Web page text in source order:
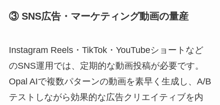
③ SNS広告・マーケティング動画の量産
Instagram Reels・TikTok・YouTubeショートなど
のSNS運用では、定期的な動画投稿が必要です。
Opal AIで複数パターンの動画を素早く生成し、A/B
テストしながら効果的な広告クリエイティブを内